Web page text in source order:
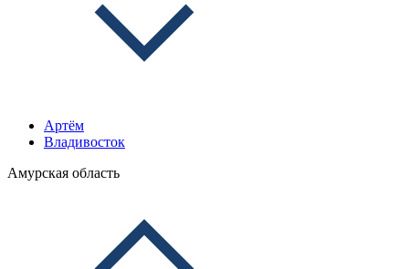
Артём
Владивосток
Амурская область